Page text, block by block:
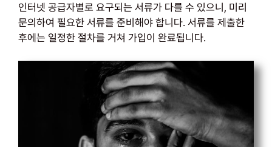
인터넷 공급자별로 요구되는 서류가 다를 수 있으니, 미리
문의하여 필요한 서류를 준비해야 합니다. 서류를 제출한
후에는 일정한 절차를 거쳐 가입이 완료됩니다.